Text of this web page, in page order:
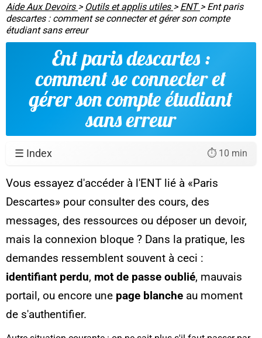
Aide Aux Devoirs > Outils et applis utiles > ENT > Ent paris
descartes : comment se connecter et gérer son compte
étudiant sans erreur
Ent paris descartes :
comment se connecter et
gérer son compte étudiant
sans erreur
☰ Index ⏱️ 10 min
Vous essayez d'accéder à l'ENT lié à «Paris
Descartes» pour consulter des cours, des
messages, des ressources ou déposer un devoir,
mais la connexion bloque ? Dans la pratique, les
demandes ressemblent souvent à ceci :
identifiant perdu, mot de passe oublié, mauvais
portail, ou encore une page blanche au moment
de s'authentifier.